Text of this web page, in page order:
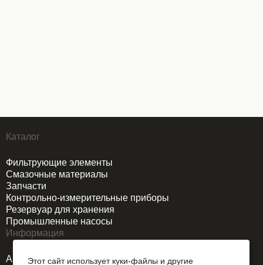
Каталог
Фильтрующие элементы
Смазочные материалы
Запчасти
Контрольно-измерительные приборы
Резервуар для хранения
Промышленные насосы
Информация
АкцииЭтот сайт использует куки-файлы и другие